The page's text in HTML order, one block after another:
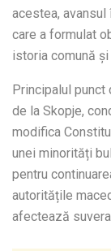
acestea,
care a formulat
istoria comună și
Principalul punct
de la Skopje,
modifica
unei minorități
pentru
autoritățile
afectează